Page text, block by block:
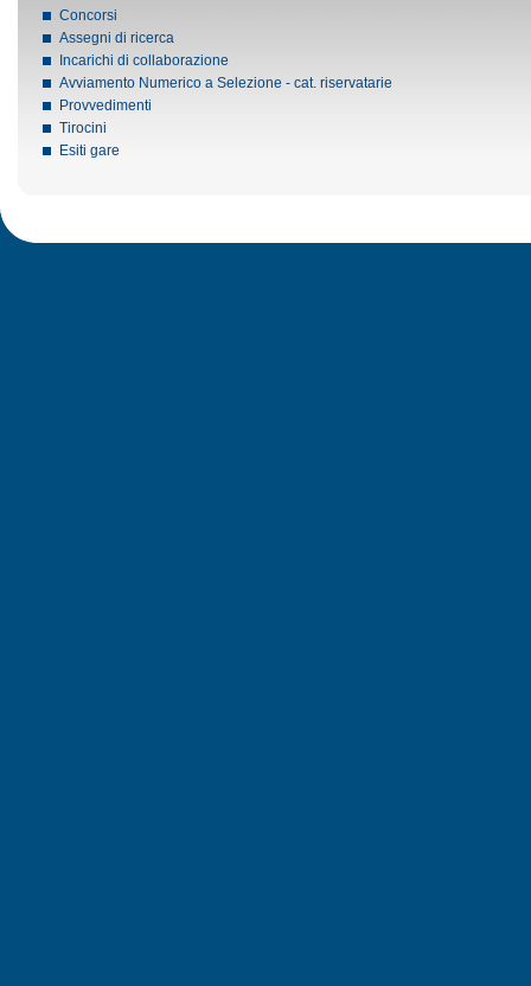
Concorsi
Assegni di ricerca
Incarichi di collaborazione
Avviamento Numerico a Selezione - cat. riservatarie
Provvedimenti
Tirocini
Esiti gare